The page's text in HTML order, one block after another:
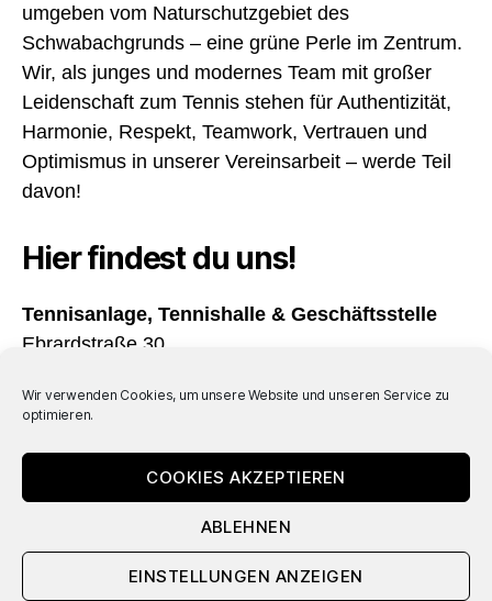
Wir verwenden Cookies, um unsere Website und unseren Service zu
optimieren.
COOKIES AKZEPTIEREN
ABLEHNEN
EINSTELLUNGEN ANZEIGEN
umgeben vom Naturschutzgebiet des
Schwabachgrunds – eine grüne Perle im Zentrum.
Wir, als junges und modernes Team mit großer
Leidenschaft zum Tennis stehen für Authentizität,
Harmonie, Respekt, Teamwork, Vertrauen und
Optimismus in unserer Vereinsarbeit – werde Teil
davon!
Hier findest du uns!
Tennisanlage, Tennishalle & Geschäftsstelle
Ebrardstraße 30
Öffnungszeiten
Täglich von 08:00 – 22:00 Uhr geöffnet
© 2026TC Rot-Weiß
Datenschutzerklärung
Nach oben↑